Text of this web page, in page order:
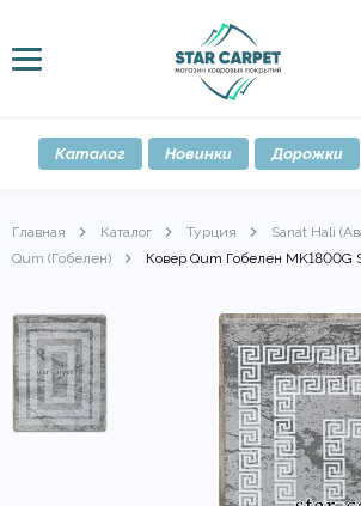
Каталог Новинки Дорожки
Главная Каталог Турция
Sanat Hali
Qum (Гобелен)
Ковер Qum Гобелен MK1800G